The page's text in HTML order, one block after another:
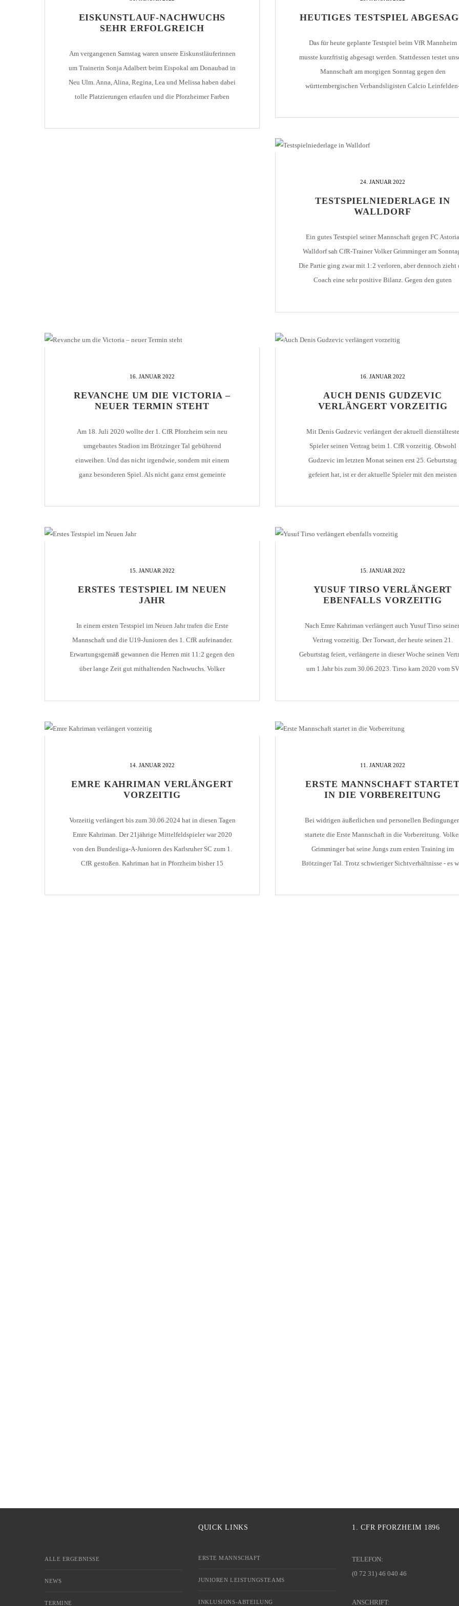
STATISTIK
LIGA – SPIELPLAN
LIGA – TORSCHÜTZEN
LIGA – WECHSELBÖRSE
U10 / E2 (2011)
U7 / BAMBINI
SCHIEDSRICHTER
MITGLIEDSCHAFT
SAISON 2015/2016
SAISON 2016/2017
DOKUMENTE
EISKUNSTLAUF-NACHWUCHS
SEHR ERFOLGREICH
Am vergangenen Samstag waren unsere Eiskunstläuferinnen
um Trainerin Sonja Adalbert beim Eispokal am Donaubad in
Neu Ulm. Anna, Alina, Regina, Lea und Melissa haben dabei
tolle Platzierungen erlaufen und die Pforzheimer Farben
HEUTIGES TESTSPIEL
Das für heute geplante Testspiel beim VfR Mannheim
musste kurzfristig abgesagt werden. Stattdessen testet
Mannschaft am morgigen Sonntag gegen den
württembergischen Verbandsligisten Calcio
24. JANUAR 2022
TESTSPIELNIEDERLAGE IN
WALLDORF
Ein gutes Testspiel seiner Mannschaft gegen FC Astoria
Walldorf sah CfR-Trainer Volker Grimminger am
Die Partie ging zwar mit 1:2 verloren, aber dennoch zieht
Coach eine sehr positive Bilanz. Gegen den guten
dann aber [...]
16. JANUAR 2022
REVANCHE UM DIE VICTORIA –
NEUER TERMIN STEHT
Am 18. Juli 2020 wollte der 1. CfR Pforzheim sein neu
umgebautes Stadion im Brötzinger Tal gebührend
einweihen. Und das nicht irgendwie, sondern mit einem
ganz besonderen Spiel. Als nicht ganz ernst gemeinte
16. JANUAR 2022
AUCH DENIS GUDZEVIC
VERLÄNGERT VORZEITIG
Mit Denis Gudzevic verlängert der aktuell dienstälteste
Spieler seinen Vertrag beim 1. CfR vorzeitig. Obwohl
Gudzevic im letzten Monat seinen erst 25. Geburtstag
gefeiert hat, ist er der aktuelle Spieler mit den meisten
15. JANUAR 2022
ERSTES TESTSPIEL IM NEUEN
JAHR
In einem ersten Testspiel im Neuen Jahr trafen die Erste
Mannschaft und die U19-Junioren des 1. CfR aufeinander.
Erwartungsgemäß gewannen die Herren mit 11:2 gegen den
über lange Zeit gut mithaltenden Nachwuchs. Volker
15. JANUAR 2022
YUSUF TIRSO VERLÄNGERT
EBENFALLS VORZEITIG
Nach Emre Kahriman verlängert auch Yusuf Tirso
Vertrag vorzeitig. Der Torwart, der heute seinen 21.
Geburtstag feiert, verlängerte in dieser Woche seinen
um 1 Jahr bis zum 30.06.2023. Tirso kam 2020 vom SV
14. JANUAR 2022
EMRE KAHRIMAN VERLÄNGERT
VORZEITIG
Vorzeitig verlängert bis zum 30.06.2024 hat in diesen Tagen
Emre Kahriman. Der 21jährige Mittelfeldspieler war 2020
von den Bundesliga-A-Junioren des Karlsruher SC zum 1.
CfR gestoßen. Kahriman hat in Pforzheim bisher 15
11. JANUAR 2022
ERSTE MANNSCHAFT STARTET
IN DIE VORBEREITUNG
Bei widrigen äußerlichen und personellen
startete die Erste Mannschaft in die Vorbereitung.
Grimminger bat seine Jungs zum ersten Training im
Brötzinger Tal. Trotz schwieriger Sichtverhältnisse - es
ALLE ERGEBNISSE
NEWS
TERMINE
QUICK LINKS
ERSTE MANNSCHAFT
JUNIOREN LEISTUNGSTEAMS
INKLUSIONS-ABTEILUNG
1. CFR PFORZHEIM 1896
TELEFON:
(0 72 31) 46 040 46
ANSCHRIFT: